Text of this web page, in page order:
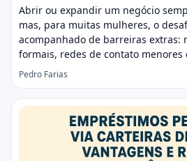
Abrir ou expandir um negócio
mas, para muitas mulheres, o
acompanhado de barreiras extras:
formais, redes de contato menores
Pedro Farias